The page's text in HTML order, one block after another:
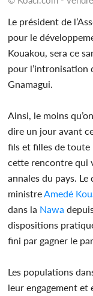
Le président de
pour le
Kouakou, sera ce
pour l’intronisation
Gnamagui.
Ainsi, le moins
dire un jour avant
fils et filles de toute
cette rencontre qui
annales du pays. Le
ministre Amedé
dans la Nawa
dispositions
fini par gagner le
Les populations
leur engagement et